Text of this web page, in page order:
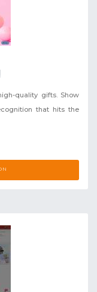
quality gifts. Show
that hits the